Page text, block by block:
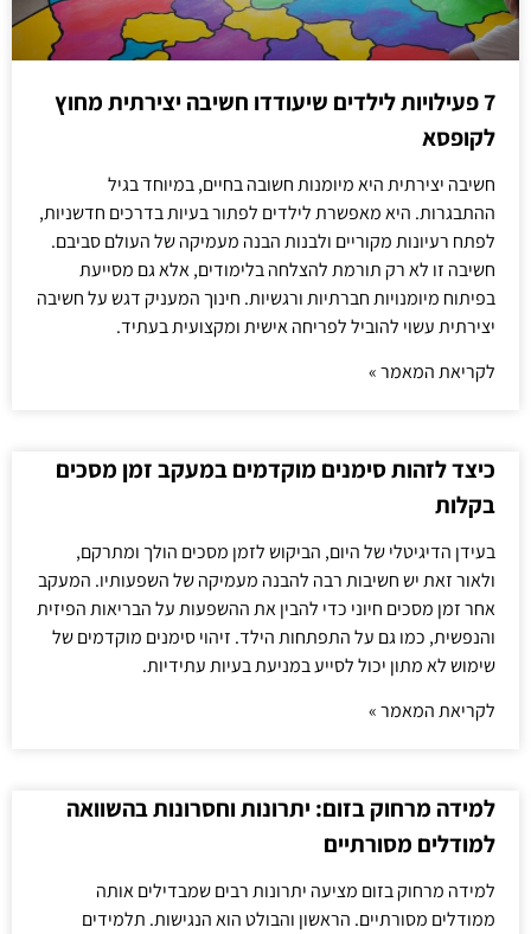
7 פעילויות לילדים שיעודדו חשיבה יצירתית מחוץ
לקופסא
חשיבה יצירתית היא מיומנות חשובה בחיים, במיוחד בגיל
ההתבגרות. היא מאפשרת לילדים לפתור בעיות בדרכים חדשניות,
לפתח רעיונות מקוריים ולבנות הבנה מעמיקה של העולם סביבם.
חשיבה זו לא רק תורמת להצלחה בלימודים, אלא גם מסייעת
בפיתוח מיומנויות חברתיות ורגשיות. חינוך המעניק דגש על חשיבה
יצירתית עשוי להוביל לפריחה אישית ומקצועית בעתיד.
לקריאת המאמר »
כיצד לזהות סימנים מוקדמים במעקב זמן מסכים
בקלות
בעידן הדיגיטלי של היום, הביקוש לזמן מסכים הולך ומתרקם,
ולאור זאת יש חשיבות רבה להבנה מעמיקה של השפעותיו. המעקב
אחר זמן מסכים חיוני כדי להבין את ההשפעות על הבריאות הפיזית
והנפשית, כמו גם על התפתחות הילד. זיהוי סימנים מוקדמים של
שימוש לא מתון יכול לסייע במניעת בעיות עתידיות.
לקריאת המאמר »
למידה מרחוק בזום: יתרונות וחסרונות בהשוואה
למודלים מסורתיים
למידה מרחוק בזום מציעה יתרונות רבים שמבדילים אותה
ממודלים מסורתיים. הראשון והבולט הוא הנגישות. תלמידים